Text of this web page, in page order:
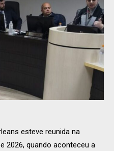
esteve reunida na
2026, quando aconteceu a